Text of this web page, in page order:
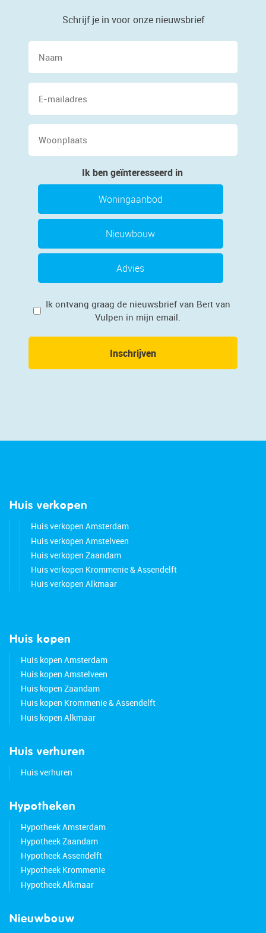
Schrijf je in voor onze nieuwsbrief
Ik ben geïnteresseerd in
Woningaanbod
Nieuwbouw
Advies
Privacy
Ik ontvang graag de nieuwsbrief van Bert van
Vulpen in mijn email.
Inschrijven
Huis verkopen
Huis verkopen Amsterdam
Huis verkopen Amstelveen
Huis verkopen Zaandam
Huis verkopen Krommenie & Assendelft
Huis verkopen Alkmaar
Huis kopen
Huis kopen Amsterdam
Huis kopen Amstelveen
Huis kopen Zaandam
Huis kopen Krommenie & Assendelft
Huis kopen Alkmaar
Huis verhuren
Huis verhuren
Hypotheken
Hypotheek Amsterdam
Hypotheek Zaandam
Hypotheek Assendelft
Hypotheek Krommenie
Hypotheek Alkmaar
Nieuwbouw